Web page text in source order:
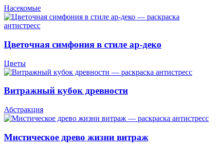
Насекомые
Цветочная симфония в стиле ар-деко
Цветы
Витражный кубок древности
Абстракция
Мистическое древо жизни витраж